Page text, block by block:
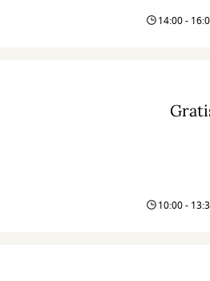
14:00 -
10:00 -